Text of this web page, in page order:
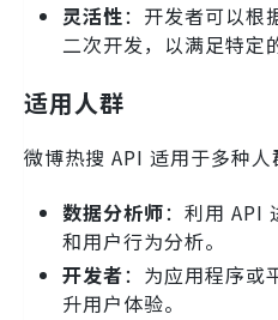
灵活性：开发者可以根
二次开发，以满足特定
适用人群
微博热搜 API 适用于多种人
数据分析师：利用 API
和用户行为分析。
开发者：为应用程序或
升用户体验。